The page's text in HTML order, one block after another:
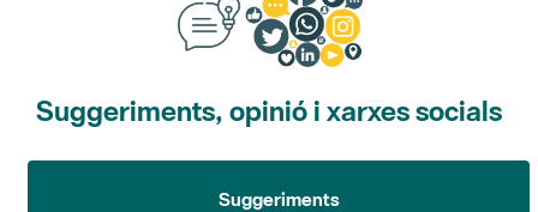
Suggeriments, opinió i xarxes socials
Suggeriments